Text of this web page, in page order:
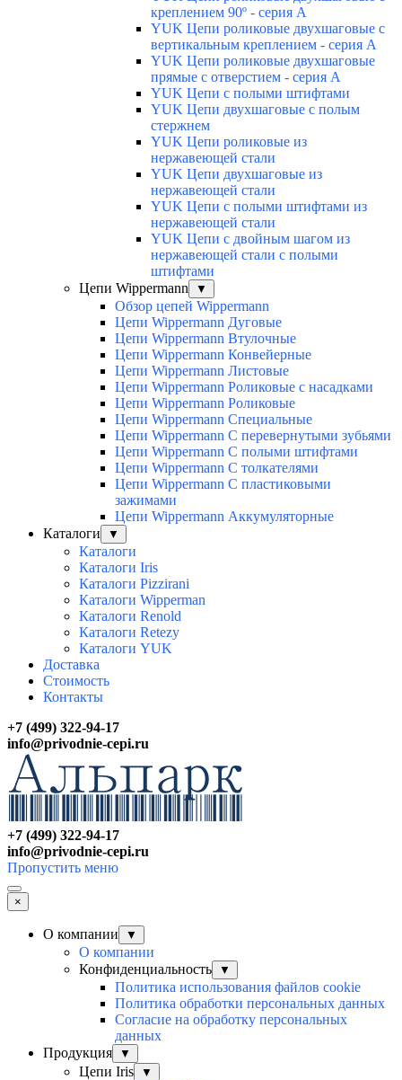
креплением 90º - серия А
YUK Цепи роликовые двухшаговые с
вертикальным креплением - серия А
YUK Цепи роликовые двухшаговые
прямые с отверстием - серия А
YUK Цепи с полыми штифтами
YUK Цепи двухшаговые с полым
стержнем
YUK Цепи роликовые из
нержавеющей стали
YUK Цепи двухшаговые из
нержавеющей стали
YUK Цепи с полыми штифтами из
нержавеющей стали
YUK Цепи с двойным шагом из
нержавеющей стали с полыми
штифтами
Цепи Wippermann
▼
Обзор цепей Wippermann
Цепи Wippermann Дуговые
Цепи Wippermann Втулочные
Цепи Wippermann Конвейерные
Цепи Wippermann Листовые
Цепи Wippermann Роликовые с насадками
Цепи Wippermann Роликовые
Цепи Wippermann Специальные
Цепи Wippermann С перевернутыми зубьями
Цепи Wippermann С полыми штифтами
Цепи Wippermann С толкателями
Цепи Wippermann С пластиковыми
зажимами
Цепи Wippermann Аккумуляторные
Каталоги
▼
Каталоги
Каталоги Iris
Каталоги Pizzirani
Каталоги Wipperman
Каталоги Renold
Каталоги Retezy
Каталоги YUK
Доставка
Стоимость
Контакты
+7 (499) 322-94-17
info@privodnie-cepi.ru
+7 (499) 322-94-17
info@privodnie-cepi.ru
Пропустить меню
×
О компании ▼
О компании
Конфиденциальность
▼
Политика использования файлов cookie
Политика обработки персональных данных
Согласие на обработку персональных
данных
Продукция
▼
Цепи Iris ▼